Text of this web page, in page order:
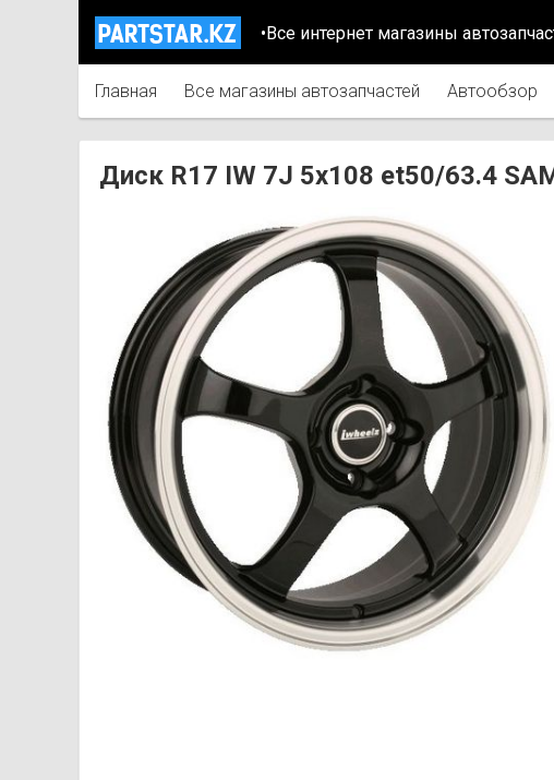
•Все интернет магазины
Главная Все магазины автозапчастей Автообзор
Диск R17 IW 7J 5х108 et50/63.4